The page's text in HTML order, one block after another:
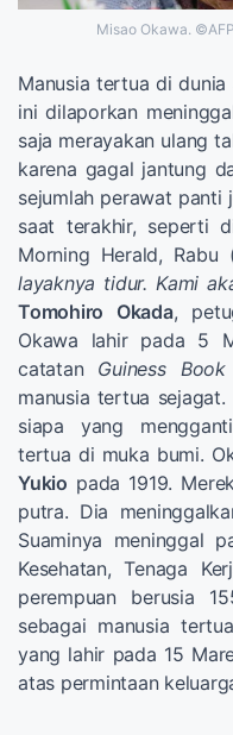
Misao Okawa.
Manusia tertua di
ini dilaporkan
saja merayakan ulang
karena gagal jantung
sejumlah perawat
saat terakhir, seperti
Morning Herald, Rabu
layaknya tidur. Kami
Tomohiro Okada,
Okawa lahir pada 5
catatan Guiness
manusia tertua
siapa yang
tertua di muka bumi.
Yukio pada 1919.
putra. Dia
Suaminya meninggal
Kesehatan, Tenaga
perempuan berusia
sebagai manusia
yang lahir pada 15
atas permintaan